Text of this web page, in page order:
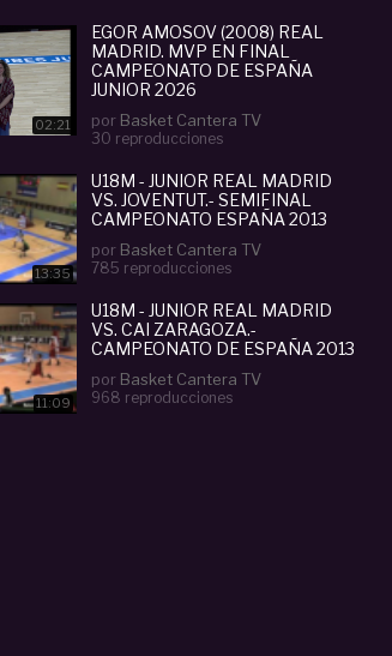
02:21
EGOR AMOSOV (2008) REAL
MADRID. MVP EN FINAL
CAMPEONATO DE ESPAÑA
JUNIOR 2026
por Basket Cantera TV
30 reproducciones
13:35
U18M - JUNIOR REAL MADRID
VS. JOVENTUT.- SEMIFINAL
CAMPEONATO ESPAÑA 2013
por Basket Cantera TV
785 reproducciones
11:09
U18M - JUNIOR REAL MADRID
VS. CAI ZARAGOZA.-
CAMPEONATO DE ESPAÑA 2013
por Basket Cantera TV
968 reproducciones